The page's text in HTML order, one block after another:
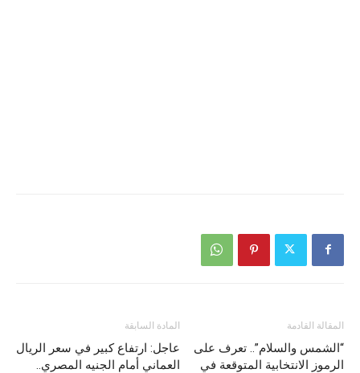
المادة السابقة
عاجل: ارتفاع كبير في سعر الريال
العماني أمام الجنيه المصري..
المقالة القادمة
“الشمس والسلام”.. تعرف على
الرموز الانتخابية المتوقعة في